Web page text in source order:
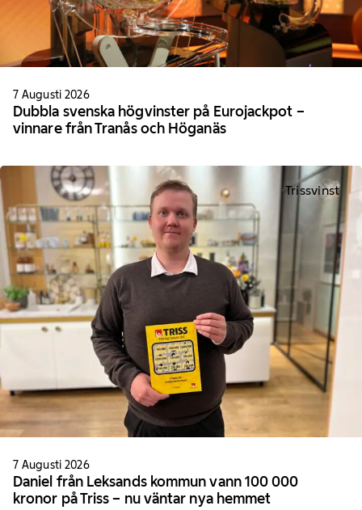
7 Augusti 2026
Dubbla svenska högvinster på Eurojackpot –
vinnare från Tranås och Höganäs
Trissvinst
7 Augusti 2026
Daniel från Leksands kommun vann 100 000
kronor på Triss – nu väntar nya hemmet